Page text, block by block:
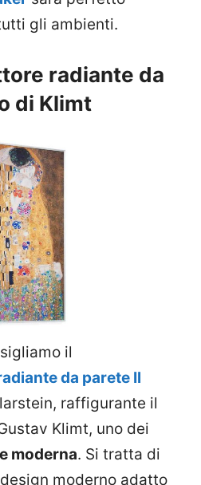
gli ambienti.
radiante da
di Klimt
il
da parete Il
raffigurante il
Klimt, uno dei
moderna. Si tratta di
moderno adatto